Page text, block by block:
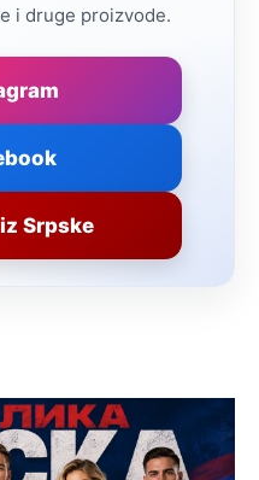
i druge proizvode.
Srpske